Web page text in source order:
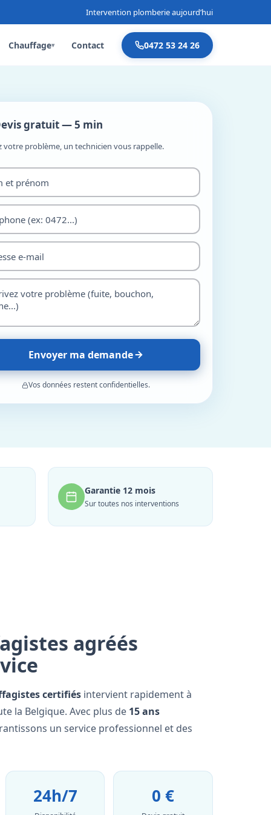
Intervention plomberie aujourd’hui
Chauffage▾ Contact 0472 53 24 26
gratuit — 5 min
votre problème, un technicien vous rappelle.
Envoyer ma demande
Vos données restent confidentielles.
Garantie 12 mois
Sur toutes nos interventions
agréés
certifiés intervient rapidement à
la Belgique. Avec plus de 15 ans
un service professionnel et des
24h/7 0 €